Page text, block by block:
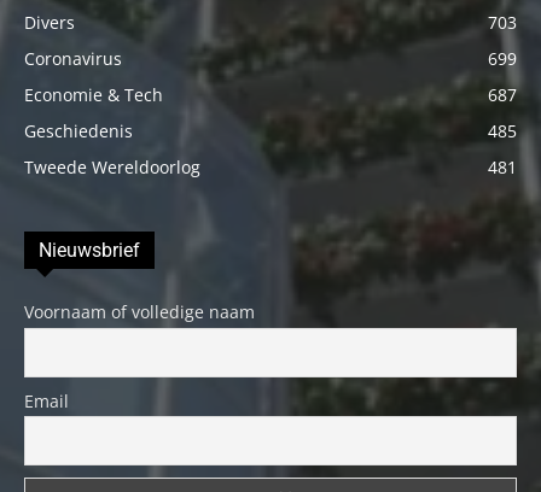
Divers
703
Coronavirus
699
Economie & Tech
687
Geschiedenis
485
Tweede Wereldoorlog
481
Nieuwsbrief
Voornaam of volledige naam
Email